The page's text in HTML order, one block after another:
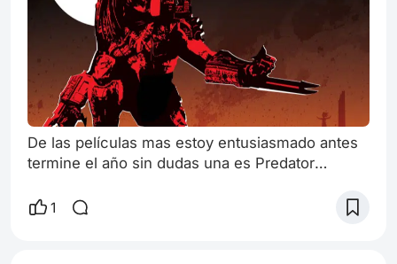
De las películas mas estoy entusiasmado antes
termine el año sin dudas una es Predator
tanto Predator como Aliens, que en esta ocasión
1